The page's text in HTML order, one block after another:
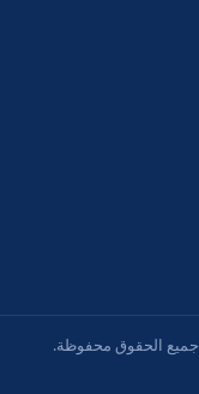
جميع الحقوق محفوظة.